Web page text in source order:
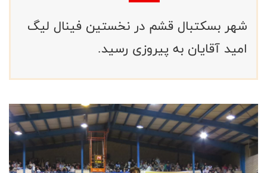
شهر بسکتبال قشم در نخستین فینال لیگ
امید آقایان به پیروزی رسید.